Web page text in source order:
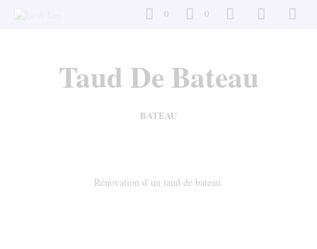
0 0
Taud De Bateau
BATEAU
Rénovation d’un taud de bateau.